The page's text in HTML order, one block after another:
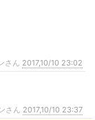
さん 2017,10/10 23:02
さん 2017,10/10 23:37